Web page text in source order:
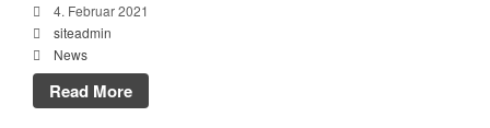
4. Februar 2021
siteadmin
News
Read More